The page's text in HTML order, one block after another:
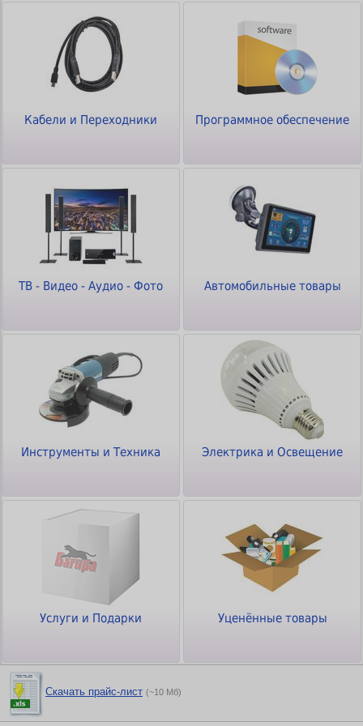
Кабели и Переходники Программное обеспечение
ТВ - Видео - Аудио - Фото Автомобильные товары
Инструменты и Техника Электрика и Освещение
Услуги и Подарки Уценённые товары
Скачать прайс-лист (~10 Мб)